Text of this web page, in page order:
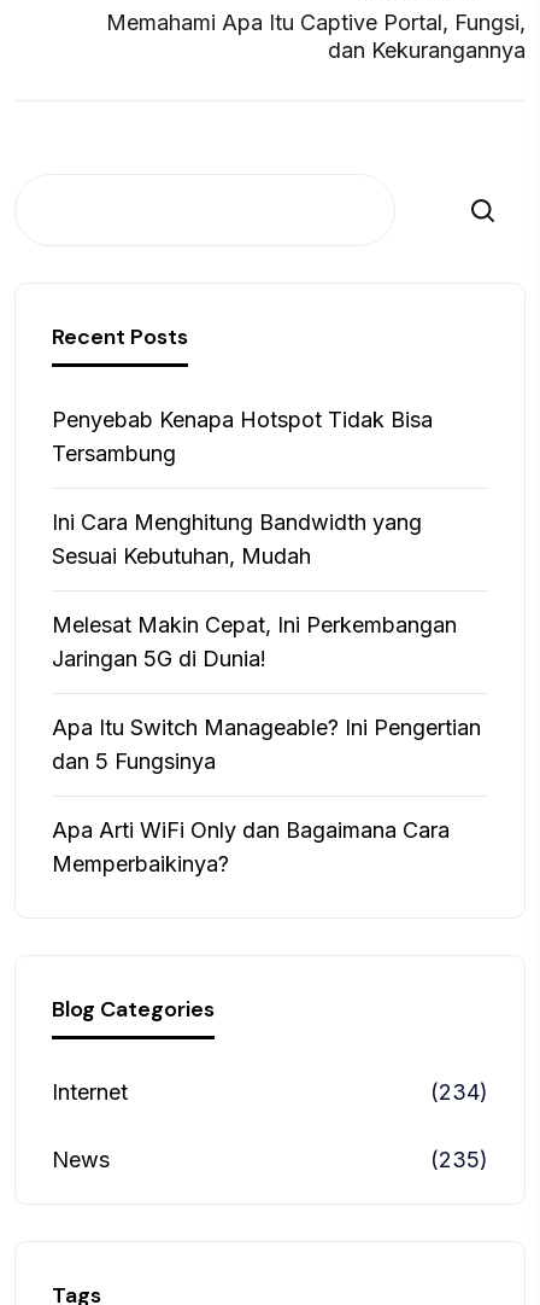
Memahami Apa Itu Captive Portal, Fungsi,
dan Kekurangannya
Search
Recent Posts
Penyebab Kenapa Hotspot Tidak Bisa
Tersambung
Ini Cara Menghitung Bandwidth yang
Sesuai Kebutuhan, Mudah
Melesat Makin Cepat, Ini Perkembangan
Jaringan 5G di Dunia!
Apa Itu Switch Manageable? Ini Pengertian
dan 5 Fungsinya
Apa Arti WiFi Only dan Bagaimana Cara
Memperbaikinya?
Blog Categories
Internet (234)
News (235)
Tags